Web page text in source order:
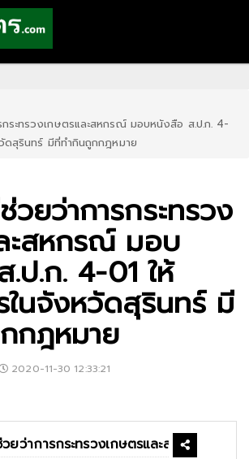
ระทรวงเกษตรและสหกรณ์ มอบหนังสือ ส.ป.ก. 4-
ดสุรินทร์ มีที่ทำกินถูกกฎหมาย
ยว่าการกระทรวง
ะสหกรณ์ มอบ
ป.ก. 4-01 ให้
ในจังหวัดสุรินทร์ มี
กฎหมาย
2020-11-30 12:33:21